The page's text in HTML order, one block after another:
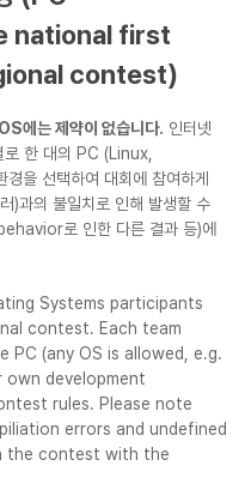
national first
contest)
에는 제약이 없습니다. 인터넷
로 한 대의 PC (Linux,
을 선택하여 대회에 참여하게
)과의 불일치로 인해 발생할 수
로 인한 다른 결과 등)에
Systems participants
contest. Each team
(any OS is allowed, e.g.
own development
rules. Please note
errors and undefined
the contest with the